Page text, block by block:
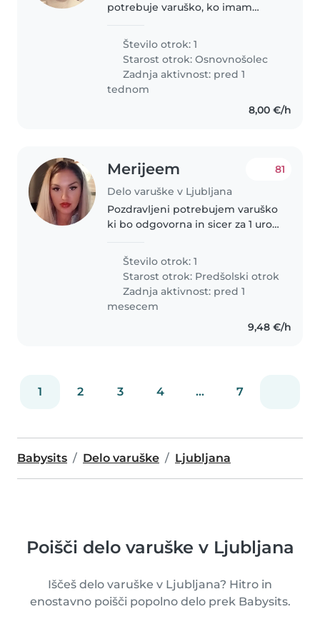
potrebuje varuško, ko imam
6let pridna, ljubeča enostavna za
čuvanje. Zelo razumna in
prijetna. Rada ustvarja in se igra.
Zelo..
Število otrok: 1
Starost otrok:Osnovnošolec
Zadnja aktivnost: pred 1
tednom
8,00 €/h
Merijeem
Delo varuške v Ljubljana
81
Pozdravljeni potrebujem varuško
ki bo odgovorna in sicer za 1 uro
če je kdo zainteresiran naj me
kontaktira na to št lp 071438315
Število otrok: 1
Starost otrok: Predšolski otrok
Zadnja aktivnost: pred 1
mesecem
9,48 €/h
1 2 3 4 ... 7
Babysits Delo varuške Ljubljana
Poišči delo varuške v Ljubljana
Iščeš delo varuške v Ljubljana? Hitro in
enostavno poišči popolno delo prek Babysits.